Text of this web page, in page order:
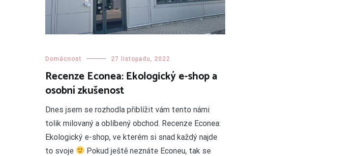
Domácnost 27 listopadu, 2022
Recenze Econea: Ekologický e-shop a
osobní zkušenost
Dnes jsem se rozhodla přiblížit vám tento námi
tolik milovaný a oblíbený obchod. Recenze Econea:
Ekologický e-shop, ve kterém si snad každý najde
to svoje
Pokud ještě neznáte Econeu, tak se